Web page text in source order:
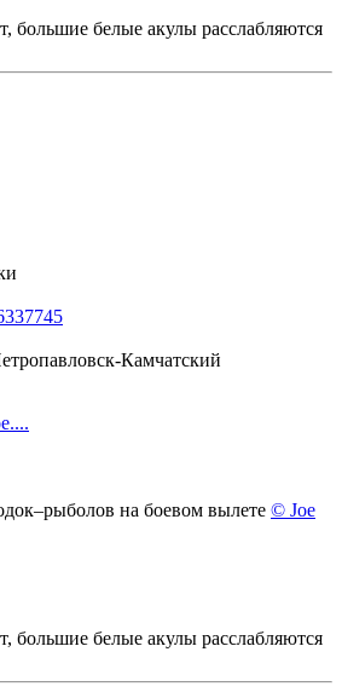
большие белые акулы расслабляются
Камчатский
на боевом вылете © Joe
большие белые акулы расслабляются